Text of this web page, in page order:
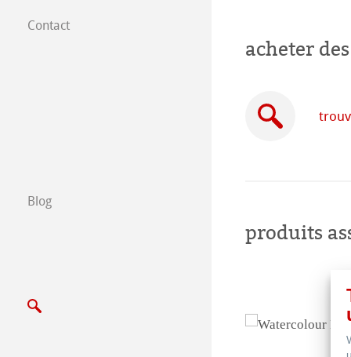
Contact
B2B
Salons
Blog
acheter
produits